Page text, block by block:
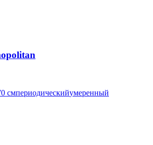
смпериодическийумеренный